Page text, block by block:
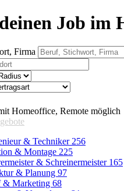
Job im
Firma
Homeoffice, Remote möglich
& Techniker 256
& Montage 225
& Schreinermeister 165
& Planung 97
& Marketing 68